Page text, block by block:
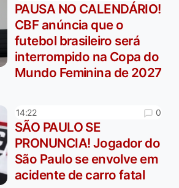
PAUSA NO CALENDÁRIO!
CBF anúncia que o
futebol brasileiro será
interrompido na Copa do
Mundo Feminina de 2027
14:22 0
SÃO PAULO SE
PRONUNCIA! Jogador do
São Paulo se envolve em
acidente de carro fatal